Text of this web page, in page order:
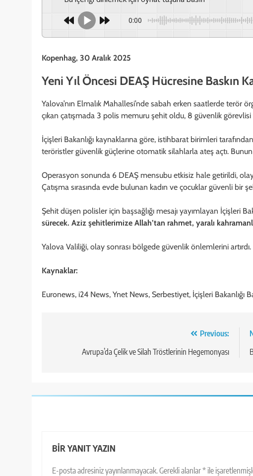
0:00
Kopenhag, 30 Aralık 2025
Yeni Yıl Öncesi DEAŞ Hücresine Baskın
Yalova’nın Elmalık Mahallesi’nde sabah erken saatlerde terör
çıkan çatışmada 3 polis memuru şehit oldu, 8 güvenlik görevlisi
İçişleri Bakanlığı kaynaklarına göre, istihbarat birimleri
teröristler güvenlik güçlerine otomatik silahlarla ateş açtı.
Operasyon sonunda 6 DEAŞ mensubu etkisiz hale getirildi,
Çatışma sırasında evde bulunan kadın ve çocuklar güvenli bir
Şehit düşen polisler için başsağlığı mesajı yayımlayan İçişleri
sürecek. Aziz şehitlerimize Allah’tan rahmet, yaralı
Yalova Valiliği, olay sonrası bölgede güvenlik önlemlerini
Kaynaklar:
Euronews, i24 News, Ynet News, Serbestiyet, İçişleri Bakanlığı
gezinmesi
Previous:
Avrupa’da Çelik ve Silah Tröstlerinin Hegemonyası
BIR YANIT YAZIN
E-posta adresiniz yayınlanmayacak.Gerekli alanlar* ile